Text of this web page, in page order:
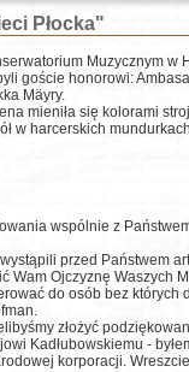
Płocka"
Muzycznym w
goście honorowi:
Mäyry.
mieniła się kolorami
w harcerskich
wspólnie z
przed Państwem
Wam Ojczyznę Waszych
do osób bez
złożyć
Kadłubowskiemu -
korporacji.